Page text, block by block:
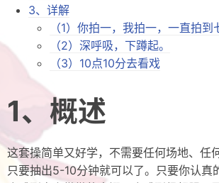
摘录
链接
虫洞
3、详解
（1）你拍一，我拍一，一直拍到
（2）深呼吸，下蹲起。
（3）10点10分去看戏
1、概述
这套操简单又好学，不需要任何场地、任
只要抽出5-10分钟就可以了。只要你认真